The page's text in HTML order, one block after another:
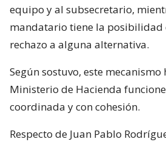
equipo y al subsecretario,
mandatario tiene la posibilidad
rechazo a alguna alternativa.
Según sostuvo, este
Ministerio de Hacienda
coordinada y con cohesión.
Respecto de Juan Pablo